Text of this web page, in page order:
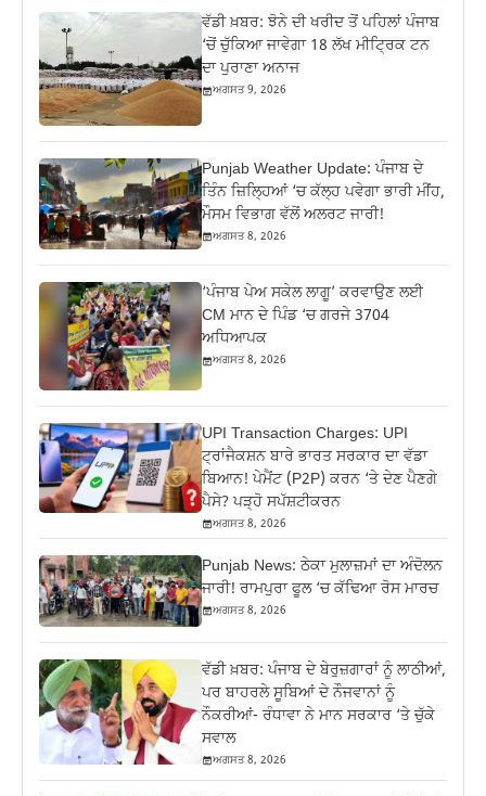
ਵੱਡੀ ਖ਼ਬਰ: ਝੋਨੇ ਦੀ ਖਰੀਦ ਤੋਂ ਪਹਿਲਾਂ ਪੰਜਾਬ
‘ਚੋਂ ਚੁੱਕਿਆ ਜਾਵੇਗਾ 18 ਲੱਖ ਮੀਟ੍ਰਿਕ ਟਨ
ਦਾ ਪੁਰਾਣਾ ਅਨਾਜ
ਅਗਸਤ 9, 2026
Punjab Weather Update: ਪੰਜਾਬ ਦੇ
ਤਿੰਨ ਜ਼‍ਿਲ੍ਹਿਆਂ ‘ਚ ਕੱਲ੍ਹ ਪਵੇਗਾ ਭਾਰੀ ਮੀਂਹ,
ਮੌਸਮ ਵਿਭਾਗ ਵੱਲੋਂ ਅਲਰਟ ਜਾਰੀ!
ਅਗਸਤ 8, 2026
‘ਪੰਜਾਬ ਪੇਅ ਸਕੇਲ ਲਾਗੂ’ ਕਰਵਾਉਣ ਲਈ
CM ਮਾਨ ਦੇ ਪਿੰਡ ‘ਚ ਗਰਜੇ 3704
ਅਧਿਆਪਕ
ਅਗਸਤ 8, 2026
UPI Transaction Charges: UPI
ਟ੍ਰਾਂਜੈਕਸ਼ਨ ਬਾਰੇ ਭਾਰਤ ਸਰਕਾਰ ਦਾ ਵੱਡਾ
ਬਿਆਨ! ਪੇਮੈਂਟ (P2P) ਕਰਨ ‘ਤੇ ਦੇਣ ਪੈਣਗੇ
ਪੈਸੇ? ਪੜ੍ਹੋ ਸਪੱਸ਼ਟੀਕਰਨ
ਅਗਸਤ 8, 2026
Punjab News: ਠੇਕਾ ਮੁਲਾਜ਼ਮਾਂ ਦਾ ਅੰਦੋਲਨ
ਜਾਰੀ! ਰਾਮਪੁਰਾ ਫੂਲ ‘ਚ ਕੱਢਿਆ ਰੋਸ ਮਾਰਚ
ਅਗਸਤ 8, 2026
ਵੱਡੀ ਖ਼ਬਰ: ਪੰਜਾਬ ਦੇ ਬੇਰੁਜ਼ਗਾਰਾਂ ਨੂੰ ਲਾਠੀਆਂ,
ਪਰ ਬਾਹਰਲੇ ਸੂਬਿਆਂ ਦੇ ਨੌਜਵਾਨਾਂ ਨੂੰ
ਨੌਕਰੀਆਂ- ਰੰਧਾਵਾ ਨੇ ਮਾਨ ਸਰਕਾਰ ‘ਤੇ ਚੁੱਕੇ
ਸਵਾਲ
ਅਗਸਤ 8, 2026